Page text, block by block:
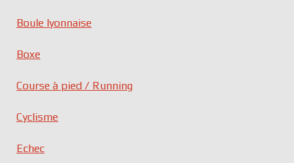
Boule lyonnaise
Boxe
Course à pied / Running
Cyclisme
Echec